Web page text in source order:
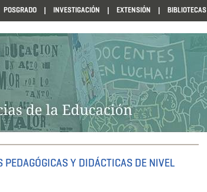
POSGRADO INVESTIGACIÓN EXTENSIÓN BIBLIOTECAS
PEDAGÓGICAS Y DIDÁCTICAS DE NIVEL